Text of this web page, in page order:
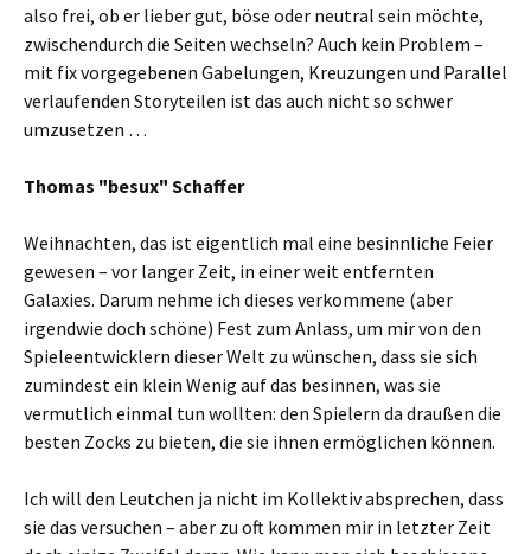
also frei, ob er lieber gut, böse oder neutral sein möchte,
zwischendurch die Seiten wechseln? Auch kein Problem –
mit fix vorgegebenen Gabelungen, Kreuzungen und Parallel
verlaufenden Storyteilen ist das auch nicht so schwer
umzusetzen …
Thomas "besux" Schaffer
Weihnachten, das ist eigentlich mal eine besinnliche Feier
gewesen – vor langer Zeit, in einer weit entfernten
Galaxies. Darum nehme ich dieses verkommene (aber
irgendwie doch schöne) Fest zum Anlass, um mir von den
Spieleentwicklern dieser Welt zu wünschen, dass sie sich
zumindest ein klein Wenig auf das besinnen, was sie
vermutlich einmal tun wollten: den Spielern da draußen die
besten Zocks zu bieten, die sie ihnen ermöglichen können.
Ich will den Leutchen ja nicht im Kollektiv absprechen, dass
sie das versuchen – aber zu oft kommen mir in letzter Zeit